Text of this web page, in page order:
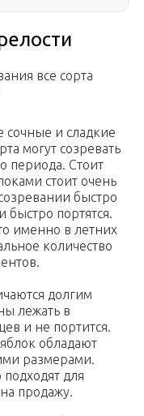
все сорта
сочные и сладкие
могут созревать
периода. Стоит
стоит очень
быстро
быстро портятся.
именно в летних
количество
долгим
лежать в
и не портится.
обладают
размерами.
для
продажу.